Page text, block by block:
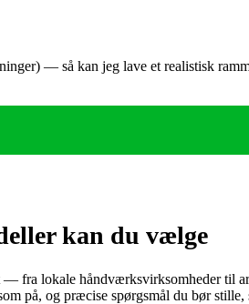
— så kan jeg lave et realistisk
kan du vælge
— fra lokale håndværksvirksomheder til
på, og præcise spørgsmål du bør